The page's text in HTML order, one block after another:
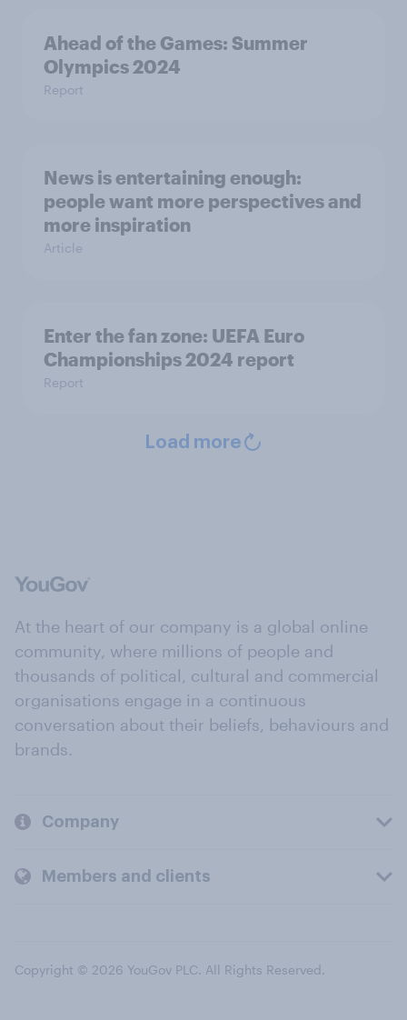
Ahead of the Games: Summer
Olympics 2024
Report
News is entertaining enough:
people want more perspectives and
more inspiration
Article
Enter the fan zone: UEFA Euro
Championships 2024 report
Report
Load more
At the heart of our company is a global online
community, where millions of people and
thousands of political, cultural and commercial
organisations engage in a continuous
conversation about their beliefs, behaviours and
brands.
Company
Members and clients
Copyright © 2026 YouGov PLC. All Rights Reserved.